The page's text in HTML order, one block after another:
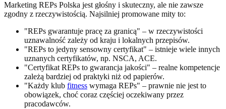
Marketing REPs Polska jest głośny i skuteczny, ale nie zawsze
zgodny z rzeczywistością. Najsilniej promowane mity to:
"REPs gwarantuje pracę za granicą" – w rzeczywistości
uznawalność zależy od kraju i lokalnych przepisów.
"REPs to jedyny sensowny certyfikat" – istnieje wiele innych
uznanych certyfikatów, np. NSCA, ACE.
"Certyfikat REPs to gwarancja jakości" – realne kompetencje
zależą bardziej od praktyki niż od papierów.
"Każdy klub fitness wymaga REPs" – prawnie nie jest to
obowiązek, choć coraz częściej oczekiwany przez
pracodawców.